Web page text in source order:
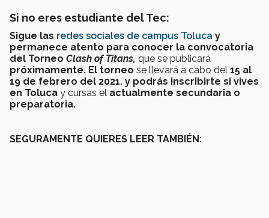
Si no eres estudiante del Tec:
Sigue las redes sociales de campus Toluca y
permanece atento para conocer la convocatoria
del Torneo Clash of Titans, que se publicará
próximamente. El torneo se llevará a cabo del 15 al
19 de febrero del 2021. y podrás inscribirte si vives
en Toluca y cursas el actualmente secundaria o
preparatoria.
SEGURAMENTE QUIERES LEER TAMBIÉN: